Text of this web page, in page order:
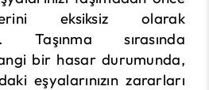
eksiksiz olarak
Taşınma sırasında
bir hasar durumunda,
eşyalarınızın zararları